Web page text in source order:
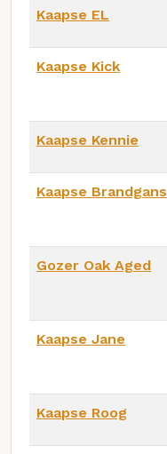
Kaapse EL
Kaapse Kick
Kaapse Kennie
Kaapse Brandgans
Gozer Oak Aged
Kaapse Jane
Kaapse Roog